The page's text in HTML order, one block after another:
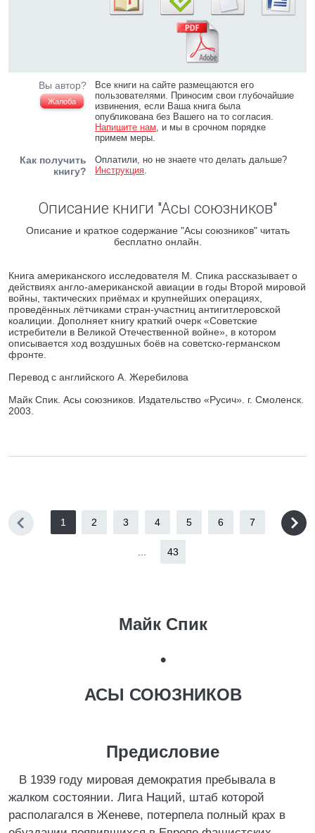
Вы автор?
Жалоба
Все книги на сайте размещаются его
пользователями. Приносим свои глубочайшие
извинения, если Ваша книга была
опубликована без Вашего на то согласия.
Напишите нам, и мы в срочном порядке
примем меры.
Как получить
книгу?
Оплатили, но не знаете что делать дальше?
Инструкция.
Описание книги "Асы союзников"
Описание и краткое содержание "Асы союзников" читать
бесплатно онлайн.
Книга американского исследователя М. Спика рассказывает о
действиях англо-американской авиации в годы Второй мировой
войны, тактических приёмах и крупнейших операциях,
проведённых лётчиками стран-участниц антигитлеровской
коалиции. Дополняет книгу краткий очерк «Советские
истребители в Великой Отечественной войне», в котором
описывается ход воздушных боёв на советско-германском
фронте.
Перевод с английского А. Жеребилова
Майк Спик. Асы союзников. Издательство «Русич». г. Смоленск.
2003.
1 2 3 4 5 6 7
43
Майк Спик
•
АСЫ СОЮЗНИКОВ
Предисловие
В 1939 году мировая демократия пребывала в
жалком состоянии. Лига Наций, штаб которой
располагался в Женеве, потерпела полный крах в